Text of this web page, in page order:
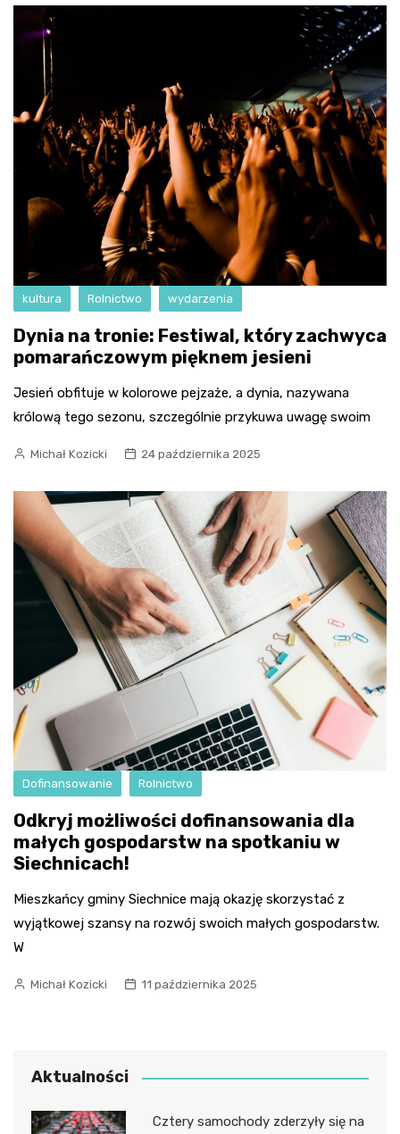
kultura Rolnictwo wydarzenia
Dynia na tronie: Festiwal, który zachwyca
pomarańczowym pięknem jesieni
Jesień obfituje w kolorowe pejzaże, a dynia, nazywana
królową tego sezonu, szczególnie przykuwa uwagę swoim
Michał Kozicki 24 października 2025
Dofinansowanie Rolnictwo
Odkryj możliwości dofinansowania dla
małych gospodarstw na spotkaniu w
Siechnicach!
Mieszkańcy gminy Siechnice mają okazję skorzystać z
wyjątkowej szansy na rozwój swoich małych gospodarstw.
W
Michał Kozicki 11 października 2025
Aktualności
Cztery samochody zderzyły się na